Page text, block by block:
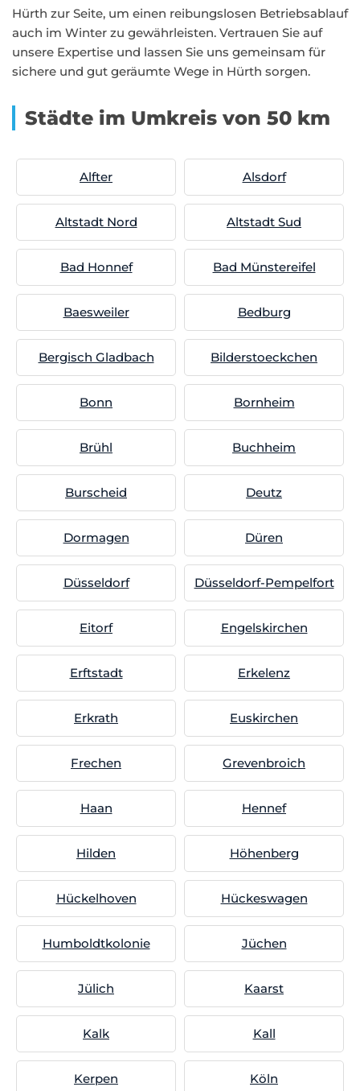
Hürth zur Seite, um einen reibungslosen Betriebsablauf
auch im Winter zu gewährleisten. Vertrauen Sie auf
unsere Expertise und lassen Sie uns gemeinsam für
sichere und gut geräumte Wege in Hürth sorgen.
Städte im Umkreis von 50 km
Alfter Alsdorf
Altstadt Nord Altstadt Sud
Bad Honnef Bad Münstereifel
Baesweiler Bedburg
Bergisch Gladbach Bilderstoeckchen
Bonn Bornheim
Brühl Buchheim
Burscheid Deutz
Dormagen Düren
Düsseldorf Düsseldorf-Pempelfort
Eitorf Engelskirchen
Erftstadt Erkelenz
Erkrath Euskirchen
Frechen Grevenbroich
Haan Hennef
Hilden Höhenberg
Hückelhoven Hückeswagen
Humboldtkolonie Jüchen
Jülich Kaarst
Kalk Kall
Kerpen Köln